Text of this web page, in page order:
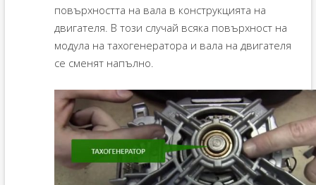
повърхността на вала в конструкцията на
двигателя. В този случай всяка повърхност на
модула на тахогенератора и вала на двигателя
се сменят напълно.